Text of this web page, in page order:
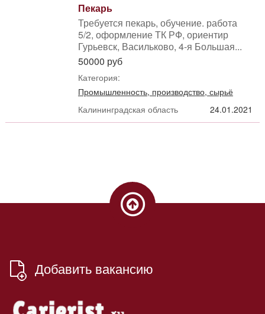
Пекарь
Требуется пекарь, обучение. работа
5/2, оформление ТК РФ, ориентир
Гурьевск, Васильково, 4-я Большая...
50000 руб
Категория:
Промышленность, производство, сырьё
Калининградская область
24.01.2021
Добавить вакансию